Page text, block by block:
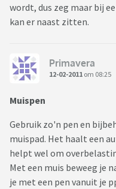
wordt, dus zeg maar bij
kan er naast zitten.
Primavera
12-02-2011 om 08:25
Muispen
Gebruik zo'n pen en
muispad. Het haalt een
helpt wel om
Met een muis beweeg je
je met een pen vanuit je